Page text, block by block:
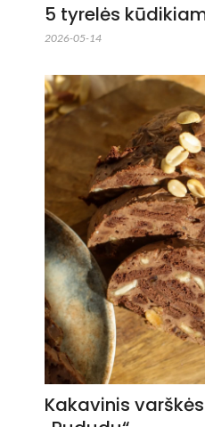
5 tyrelės
2026-05-14
Kakavinis